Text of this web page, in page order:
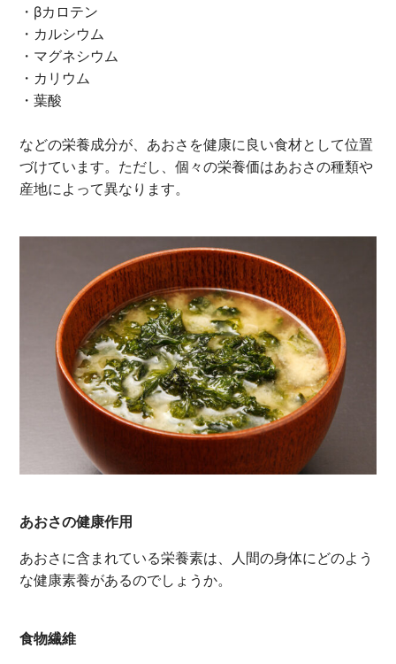
・βカロテン
・カルシウム
・マグネシウム
・カリウム
・葉酸
などの栄養成分が、あおさを健康に良い食材として位置
づけています。ただし、個々の栄養価はあおさの種類や
産地によって異なります。
あおさの健康作用
あおさに含まれている栄養素は、人間の身体にどのよう
な健康素養があるのでしょうか。
食物繊維